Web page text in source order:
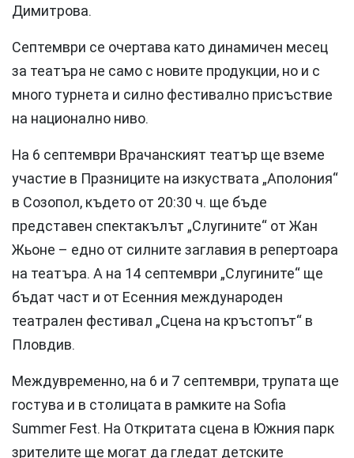
Димитрова.
Септември се очертава като динамичен месец
за театъра не само с новите продукции, но и с
много турнета и силно фестивално присъствие
на национално ниво.
На 6 септември Врачанският театър ще вземе
участие в Празниците на изкуствата „Аполония“
в Созопол, където от 20:30 ч. ще бъде
представен спектакълът „Слугините“ от Жан
Жьоне – едно от силните заглавия в репертоара
на театъра. А на 14 септември „Слугините“ ще
бъдат част и от Есенния международен
театрален фестивал „Сцена на кръстопът“ в
Пловдив.
Междувременно, на 6 и 7 септември, трупата ще
гостува и в столицата в рамките на Sofia
Summer Fest. На Откритата сцена в Южния парк
зрителите ще могат да гледат детските